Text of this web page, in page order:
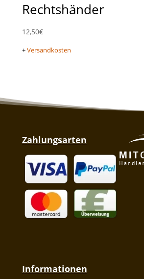
Rechtshänder
12,50€
+Versandkosten
Zahlungsarten
Informationen